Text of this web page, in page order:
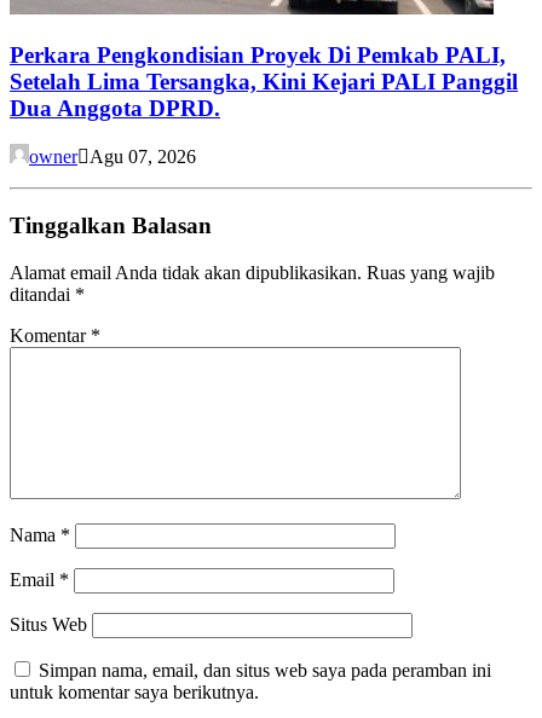
Perkara Pengkondisian Proyek Di Pemkab PALI,
Setelah Lima Tersangka, Kini Kejari PALI Panggil
Dua Anggota DPRD.
owner Agu 07, 2026
Tinggalkan Balasan
Alamat email Anda tidak akan dipublikasikan. Ruas yang wajib
ditandai *
Komentar *
Nama *
Email *
Situs Web
Simpan nama, email, dan situs web saya pada peramban ini
untuk komentar saya berikutnya.